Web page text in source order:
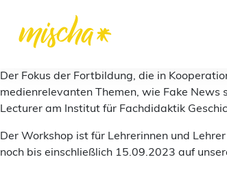
Der Fokus der Fortbildung, die in
medienrelevanten Themen, wie Fake News
Lecturer am Institut für Fachdidaktik
Der Workshop ist für Lehrerinnen und
noch bis einschließlich 15.09.2023 auf